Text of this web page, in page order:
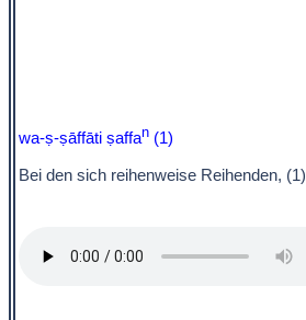
wa-ṣ-ṣāffāti ṣaffan (1)
Bei den sich reihenweise Reihenden, (1)